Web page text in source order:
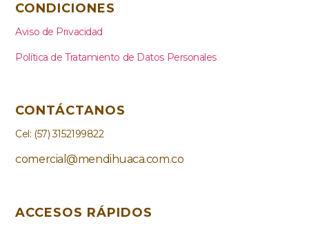
CONDICIONES
Aviso de Privacidad
Política de Tratamiento de Datos Personales
CONTÁCTANOS
Cel: (57) 3152199822
comercial@mendihuaca.com.co
ACCESOS RÁPIDOS